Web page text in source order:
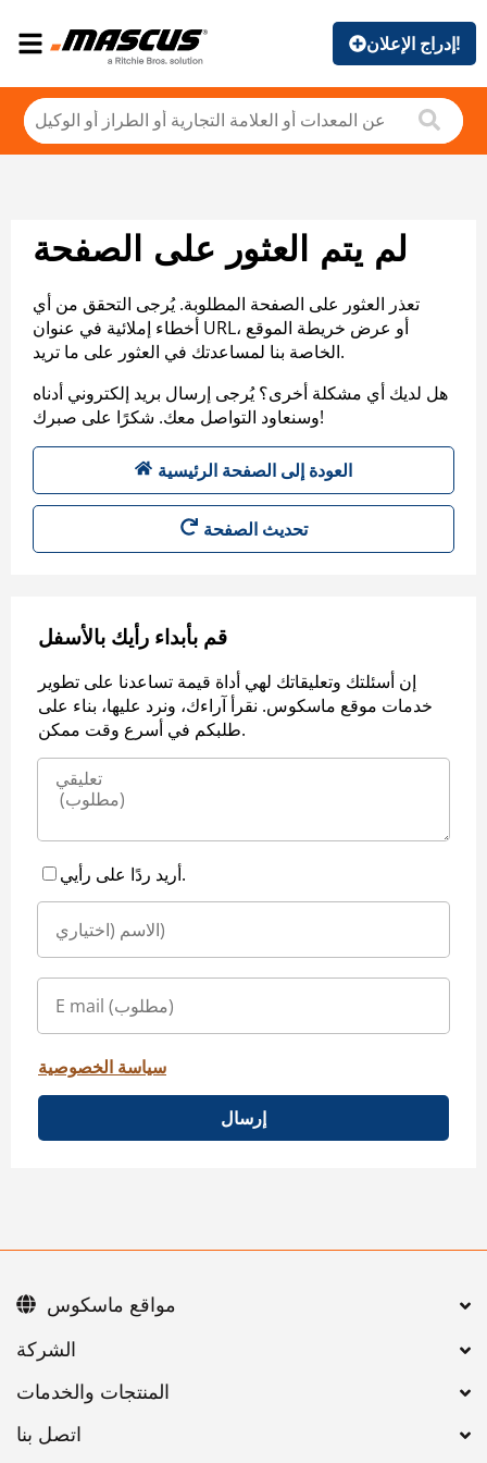
إدراج الإعلان!
لم يتم العثور على الصفحة
تعذر العثور على الصفحة المطلوبة. يُرجى التحقق من أي
أخطاء إملائية في عنوان URL، أو عرض خريطة الموقع
الخاصة بنا لمساعدتك في العثور على ما تريد.
هل لديك أي مشكلة أخرى؟ يُرجى إرسال بريد إلكتروني أدناه
وسنعاود التواصل معك. شكرًا على صبرك!
العودة إلى الصفحة الرئيسية
تحديث الصفحة
قم بأبداء رأيك بالأسفل
إن أسئلتك وتعليقاتك لهي أداة قيمة تساعدنا على تطوير
خدمات موقع ماسكوس. نقرأ آراءك، ونرد عليها، بناء على
طلبكم في أسرع وقت ممكن.
أريد ردًا على رأيي.
سياسة الخصوصية
إرسال
اتصل بنا
مواقع ماسكوس